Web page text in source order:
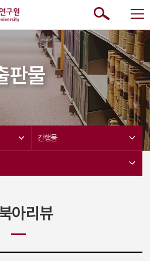
판물
간행물
아리뷰